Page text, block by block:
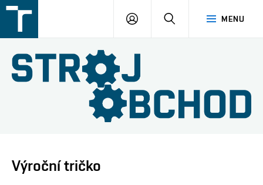
v
Brně
MENU
PŘIHLÁŠENÍ
Výroční tričko